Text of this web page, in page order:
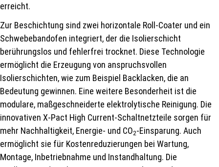
erreicht.
Zur Beschichtung sind zwei horizontale Roll-Coater und ein
Schwebebandofen integriert, der die Isolierschicht
berührungslos und fehlerfrei trocknet. Diese Technologie
ermöglicht die Erzeugung von anspruchsvollen
Isolierschichten, wie zum Beispiel Backlacken, die an
Bedeutung gewinnen. Eine weitere Besonderheit ist die
modulare, maßgeschneiderte elektrolytische Reinigung. Die
innovativen X-Pact High Current-Schaltnetzteile sorgen für
mehr Nachhaltigkeit, Energie- und CO2-Einsparung. Auch
ermöglicht sie für Kostenreduzierungen bei Wartung,
Montage, Inbetriebnahme und Instandhaltung. Die